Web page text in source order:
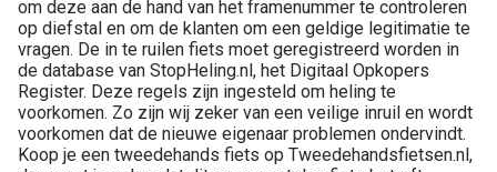
om deze aan de hand van het framenummer te controleren
op diefstal en om de klanten om een geldige legitimatie te
vragen. De in te ruilen fiets moet geregistreerd worden in
de database van StopHeling.nl, het Digitaal Opkopers
Register. Deze regels zijn ingesteld om heling te
voorkomen. Zo zijn wij zeker van een veilige inruil en wordt
voorkomen dat de nieuwe eigenaar problemen ondervindt.
Koop je een tweedehands fiets op Tweedehandsfietsen.nl,